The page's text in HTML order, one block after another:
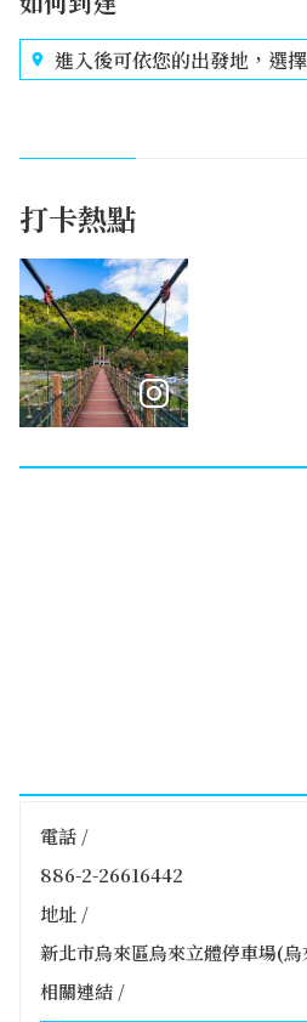
進入後可依您的出發地，選
打卡熱點
電話 /
886-2-26616442
地址 /
新北市烏來區烏來立體停車場(
相關連結 /